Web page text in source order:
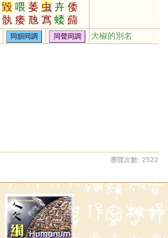
毀 喂 萎 虫 卉 倭
骫 痿 虺 寪 蜲 蘬
毇 蜼 蒍 腲 廆 崣
同韻同調 同聲同調 大椒的別名
瀏覽次數: 2522